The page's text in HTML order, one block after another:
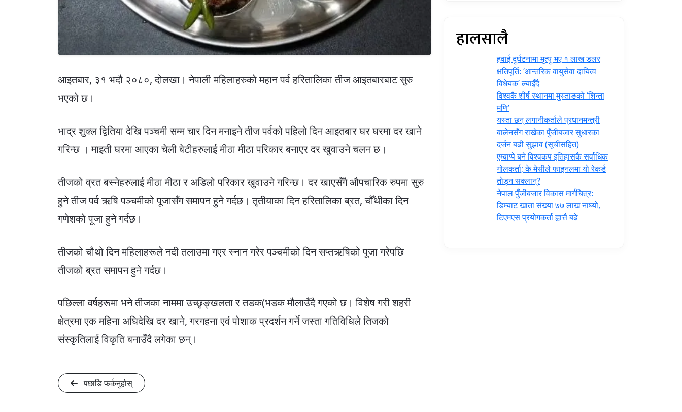
आइतबार, ३१ भदौ २०८०, दोलखा। नेपाली महिलाहरुको महान पर्व हरितालिका तीज आइतबारबाट सुरु
भएको छ।
भाद्र शुक्ल द्वितिया देखि पञ्चमी सम्म चार दिन मनाइने तीज पर्वको पहिलो दिन आइतबार घर घरमा दर खाने
गरिन्छ । माइती घरमा आएका चेली बेटीहरुलाई मीठा मीठा परिकार बनाएर दर खुवाउने चलन छ।
तीजको व्रत बस्नेहरुलाई मीठा मीठा र अडिलो परिकार खुवाउने गरिन्छ। दर खाएसँगै औपचारिक रुपमा सुरु
हुने तीज पर्व ऋषि पञ्चमीको पूजासँग समापन हुने गर्दछ। तृतीयाका दिन हरितालिका ब्रत, चौँथीका दिन
गणेशको पूजा हुने गर्दछ।
तीजको चौथो दिन महिलाहरूले नदी तलाउमा गएर स्नान गरेर पञ्चमीको दिन सप्तऋषिको पूजा गरेपछि
तीजको ब्रत समापन हुने गर्दछ।
पछिल्ला वर्षहरूमा भने तीजका नाममा उच्छृङ्खलता र तडक(भडक मौलाउँदै गएको छ। विशेष गरी शहरी
क्षेत्रमा एक महिना अघिदेखि दर खाने, गरगहना एवं पोशाक प्रदर्शन गर्ने जस्ता गतिविधिले तिजको
संस्कृतिलाई विकृति बनाउँदै लगेका छन्।
पछाडि फर्कनुहोस्
हालसालै
हवाई दुर्घटनामा मृत्यु भए १ लाख डलर
क्षतिपूर्ति: ‘आन्तरिक वायुसेवा दायित्व
विधेयक’ ल्याइँदै
विश्वकै शीर्ष स्थानमा मुस्ताङको ‘शिन्ता
मणि’
यस्ता छन् लगानीकर्ताले प्रधानमन्त्री
‍बालेनसँग राखेका पुँजीबजार सुधारका
दर्जन बढी सुझाव (सूचीसहित)
एम्बाप्पे बने विश्वकप इतिहासकै सर्वाधिक
गोलकर्ता; के मेसीले फाइनलमा यो रेकर्ड
तोड्न सक्लान्?
नेपाल पुँजीबजार विकास मार्गचित्र:
डिम्याट खाता संख्या ७७ लाख नाघ्यो,
टिएमएस प्रयोगकर्ता ह्वात्तै बढे